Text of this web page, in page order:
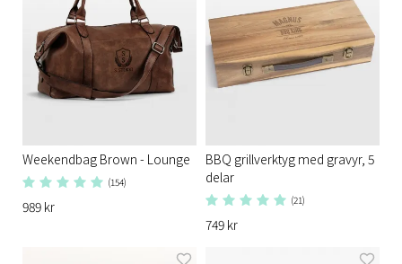
Weekendbag Brown - Lounge
(154)
989 kr
BBQ grillverktyg med gravyr, 5
delar
(21)
749 kr